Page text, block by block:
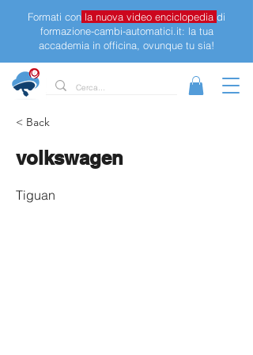
Formati con la nuova video enciclopedia di
formazione-cambi-automatici.it: la tua
accademia in officina, ovunque tu sia!
< Back
volkswagen
Tiguan